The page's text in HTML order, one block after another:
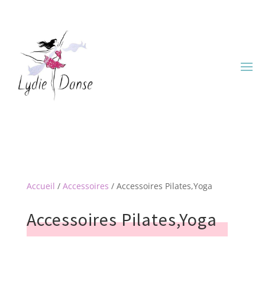
Accueil / Accessoires / Accessoires Pilates,Yoga
Accessoires Pilates,Yoga